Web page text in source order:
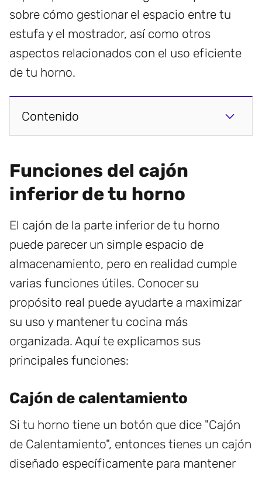
sobre cómo gestionar el espacio entre tu
estufa y el mostrador, así como otros
aspectos relacionados con el uso eficiente
de tu horno.
Contenido
Funciones del cajón
inferior de tu horno
El cajón de la parte inferior de tu horno
puede parecer un simple espacio de
almacenamiento, pero en realidad cumple
varias funciones útiles. Conocer su
propósito real puede ayudarte a maximizar
su uso y mantener tu cocina más
organizada. Aquí te explicamos sus
principales funciones:
Cajón de calentamiento
Si tu horno tiene un botón que dice "Cajón
de Calentamiento", entonces tienes un cajón
diseñado específicamente para mantener